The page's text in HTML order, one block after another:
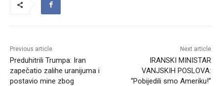
Previous article
Preduhitrili Trumpa: Iran
zapečatio zalihe uranijuma i
postavio mine zbog
Next article
IRANSKI MINISTAR
VANJSKIH POSLOVA:
“Pobijedili smo Ameriku!”